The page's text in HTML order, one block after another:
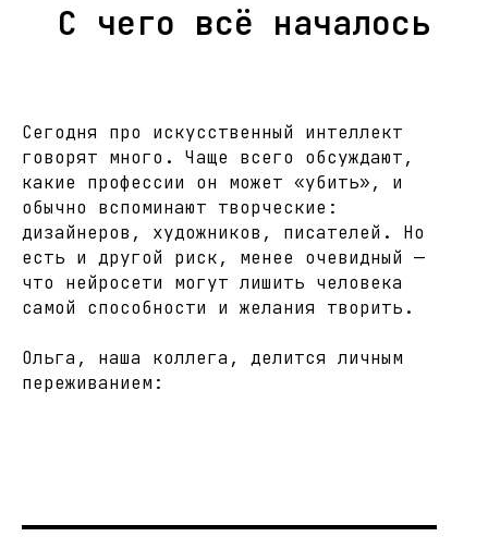
С чего всё началось
Сегодня про искусственный интеллект
говорят много. Чаще всего обсуждают,
какие профессии он может «убить», и
обычно вспоминают творческие:
дизайнеров, художников, писателей. Но
есть и другой риск, менее очевидный —
что нейросети могут лишить человека
самой способности и желания творить.
Ольга, наша коллега, делится личным
переживанием: